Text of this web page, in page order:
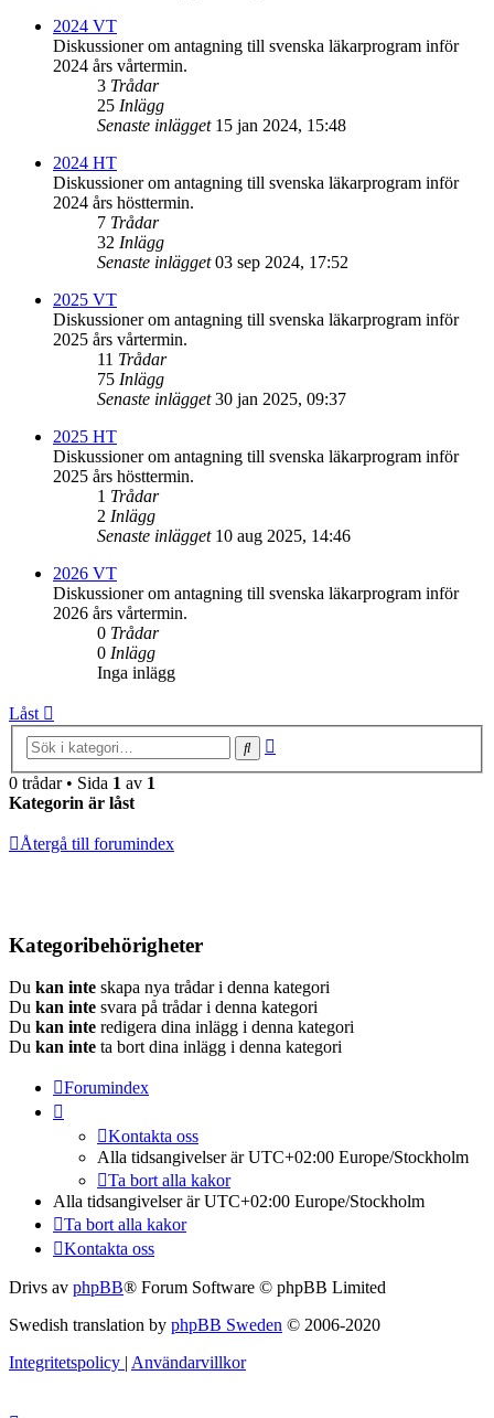
2024 VT
Diskussioner om antagning till svenska läkarprogram inför
2024 års vårtermin.
3 Trådar
25 Inlägg
Senaste inlägget 15 jan 2024, 15:48
2024 HT
Diskussioner om antagning till svenska läkarprogram inför
2024 års hösttermin.
7 Trådar
32 Inlägg
Senaste inlägget 03 sep 2024, 17:52
2025 VT
Diskussioner om antagning till svenska läkarprogram inför
2025 års vårtermin.
11 Trådar
75 Inlägg
Senaste inlägget 30 jan 2025, 09:37
2025 HT
Diskussioner om antagning till svenska läkarprogram inför
2025 års hösttermin.
1 Trådar
2 Inlägg
Senaste inlägget 10 aug 2025, 14:46
2026 VT
Diskussioner om antagning till svenska läkarprogram inför
2026 års vårtermin.
0 Trådar
0 Inlägg
Inga inlägg
Låst
Sök
0 trådar • Sida 1 av 1
Kategorin är låst
Återgå till forumindex
Kategoribehörigheter
Du kan inte skapa nya trådar i denna kategori
Du kan inte svara på trådar i denna kategori
Du kan inte redigera dina inlägg i denna kategori
Du kan inte ta bort dina inlägg i denna kategori
Forumindex
Kontakta oss
Alla tidsangivelser är UTC+02:00 Europe/Stockholm
Ta bort alla kakor
Alla tidsangivelser är UTC+02:00 Europe/Stockholm
Ta bort alla kakor
Kontakta oss
Drivs av phpBB® Forum Software © phpBB Limited
Swedish translation by phpBB Sweden © 2006-2020
Integritetspolicy | Användarvillkor